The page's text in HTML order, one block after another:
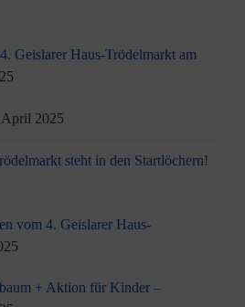
Geislarer Haus-Trödelmarkt am
April 2025
steht in den Startlöchern!
vom 4. Geislarer Haus-
+ Aktion für Kinder –